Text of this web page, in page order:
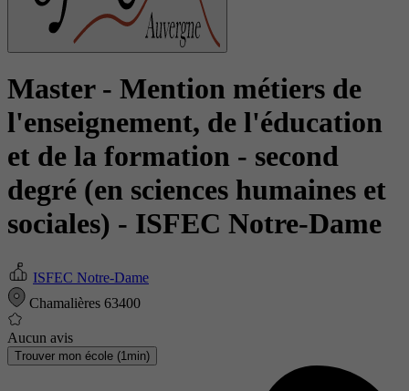
Master - Mention métiers de
l'enseignement, de l'éducation
et de la formation - second
degré (en sciences humaines et
sociales) - ISFEC Notre-Dame
ISFEC Notre-Dame
Chamalières 63400
Aucun avis
Trouver mon école (1min)